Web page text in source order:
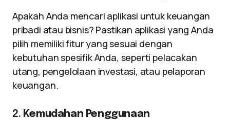
Apakah Anda mencari aplikasi untuk keuangan
pribadi atau bisnis? Pastikan aplikasi yang Anda
pilih memiliki fitur yang sesuai dengan
kebutuhan spesifik Anda, seperti pelacakan
utang, pengelolaan investasi, atau pelaporan
keuangan.
2. Kemudahan Penggunaan